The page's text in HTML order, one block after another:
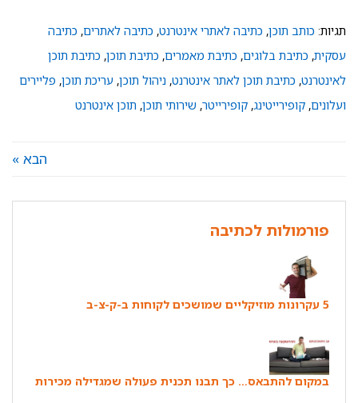
תגיות: כותב תוכן, כתיבה לאתרי אינטרנט, כתיבה לאתרים, כתיבה
עסקית, כתיבת בלוגים, כתיבת מאמרים, כתיבת תוכן, כתיבת תוכן
לאינטרנט, כתיבת תוכן לאתר אינטרנט, ניהול תוכן, עריכת תוכן, פליירים
ועלונים, קופירייטינג, קופירייטר, שירותי תוכן, תוכן אינטרנט
הבא »
פורמולות לכתיבה
5 עקרונות מוזיקליים שמושכים לקוחות ב-ק-צ-ב
במקום להתבאס… כך תבנו תכנית פעולה שמגדילה מכירות